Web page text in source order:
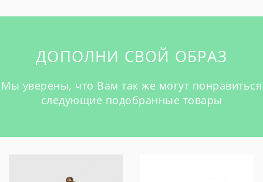
ДОПОЛНИ СВОЙ ОБРАЗ
Мы уверены, что Вам так же могут понравиться
следующие подобранные товары